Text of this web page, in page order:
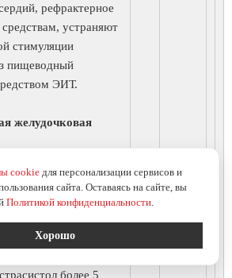
рефрактерное
устраняют
стимуляции
пищеводный
ЭИТ.
желудочковая
ритмы,
очагов,
импульсации
более 5
cookie для персонализации сервисов и
сайта. Оставаясь на сайте, вы
Политикой конфиденциальности.
Хорошо